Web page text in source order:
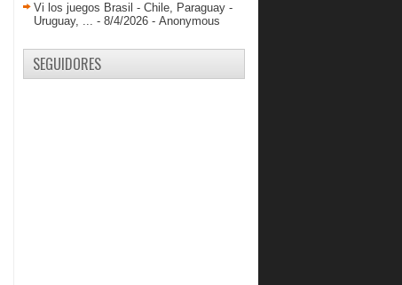
Vi los juegos Brasil - Chile, Paraguay -
Uruguay, ... - 8/4/2026 - Anonymous
SEGUIDORES